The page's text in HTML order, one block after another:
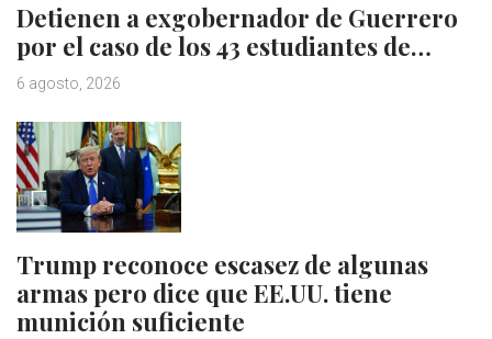
Detienen a exgobernador de Guerrero
por el caso de los 43 estudiantes de…
6 agosto, 2026
Trump reconoce escasez de algunas
armas pero dice que EE.UU. tiene
munición suficiente